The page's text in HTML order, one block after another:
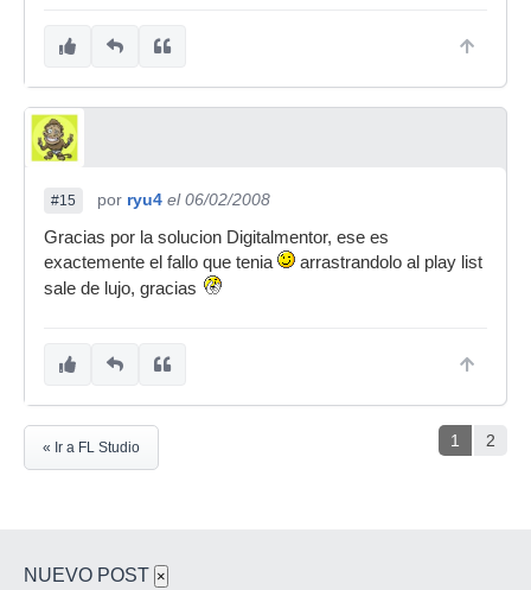
#15 por ryu4 el 06/02/2008
Gracias por la solucion Digitalmentor, ese es
exactemente el fallo que tenia
arrastrandolo al play list
sale de lujo, gracias
1 2
« Ir a FL Studio
NUEVO POST ×